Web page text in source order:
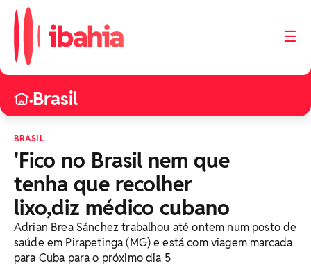
☰
•Brasil
BRASIL
'Fico no Brasil nem que
tenha que recolher
lixo,diz médico cubano
Adrian Brea Sánchez trabalhou até ontem num posto de
saúde em Pirapetinga (MG) e está com viagem marcada
para Cuba para o próximo dia 5